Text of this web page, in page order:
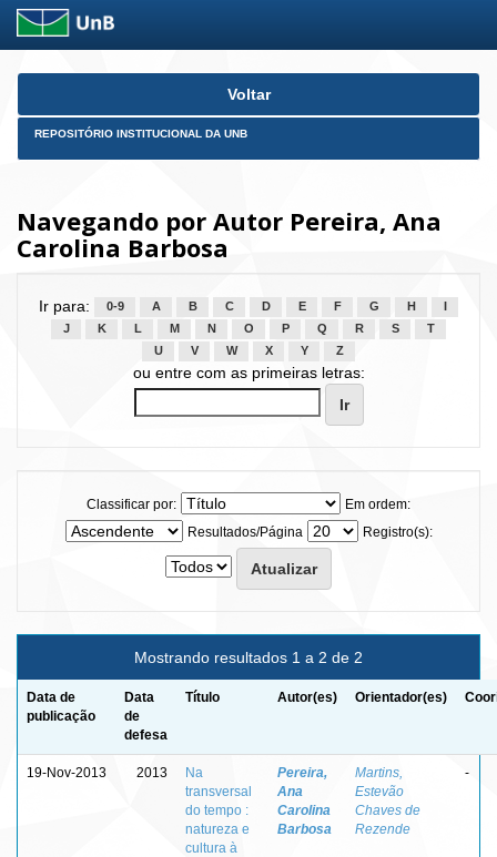
Skip
Voltar
REPOSITÓRIO INSTITUCIONAL DA UNB
Navegando por Autor Pereira, Ana
Carolina Barbosa
Ir para: 0-9 A B C D E F G H
J
K L M N O P Q R S
T
U
V W X Y Z
ou entre com as primeiras letras:
Classificar por:
Em ordem:
Resultados/Página
Registro(s):
Mostrando resultados 1 a 2 de 2
Data de
publicação
Data
de
defesa
Título Autor(es) Orientador(es)
19-Nov-2013 2013
Na
transversal
do tempo :
natureza e
cultura à
Pereira,
Ana
Carolina
Barbosa
Martins,
Estevão
Chaves de
Rezende
-